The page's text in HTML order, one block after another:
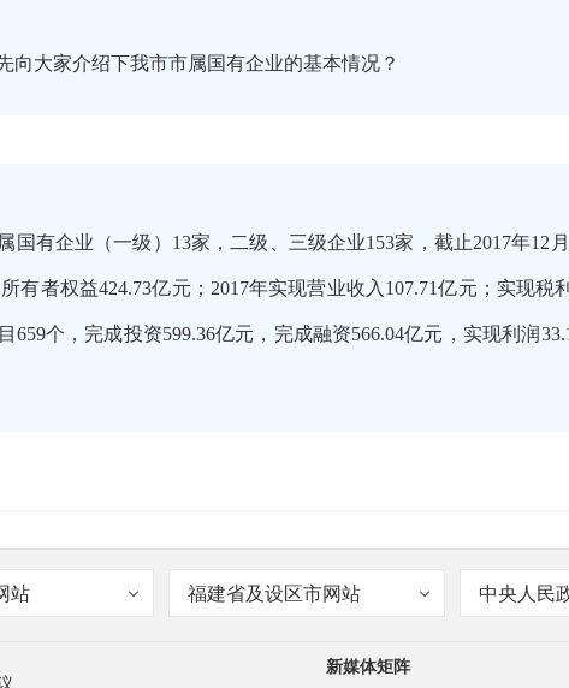
向大家介绍下我市市属国有企业的基本情况？
国有企业（一级）13家，二级、三级企业153家，截止2017年12
有者权益424.73亿元；2017年实现营业收入107.71亿元；实现税
659个，完成投资599.36亿元，完成融资566.04亿元，实现利润
重要载体，同时，市属企业在我市经济社会发展中的引领、带动
站 福建省及设区市网站 中央人民
新媒体矩阵